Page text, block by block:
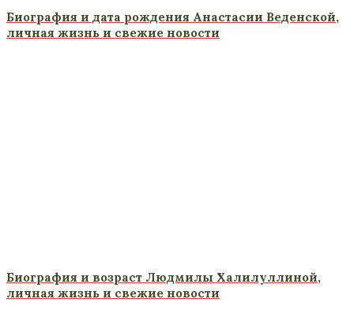
Биография и дата рождения Анастасии Веденской,
личная жизнь и свежие новости
Биография и возраст Людмилы Халилуллиной,
личная жизнь и свежие новости